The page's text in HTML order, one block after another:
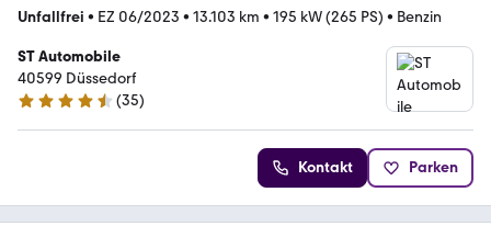
Unfallfrei • EZ 06/2023 • 13.103 km • 195 kW (265 PS) • Benzin
ST Automobile
40599 Düssedorf
4.5 Sterne
(35)
Kontakt Parken